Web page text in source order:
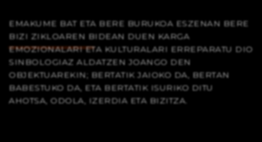
EMAKUME BAT ETA BERE BURUKOA ESZENAN BERE
BIZI ZIKLOAREN BIDEAN DUEN KARGA
EMOZIONALARI ETA KULTURALARI ERREPARATU DIO
SINBOLOGIAZ ALDATZEN JOANGO DEN
OBJEKTUAREKIN; BERTATIK JAIOKO DA, BERTAN
BABESTUKO DA, ETA BERTATIK ISURIKO DITU
AHOTSA, ODOLA, IZERDIA ETA BIZITZA.